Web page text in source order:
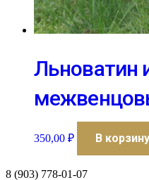
Льноватин
350,00 ₽ В корзину
8 (903) 778-01-07